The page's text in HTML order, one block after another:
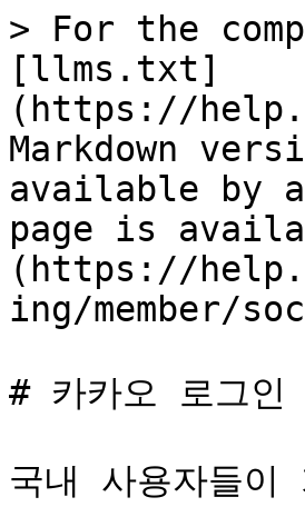
> For the
[llms.txt]
(https://
Markdown
available by
page is
(https://
ing/member/
# 카카오 로그인
국내 사용자들